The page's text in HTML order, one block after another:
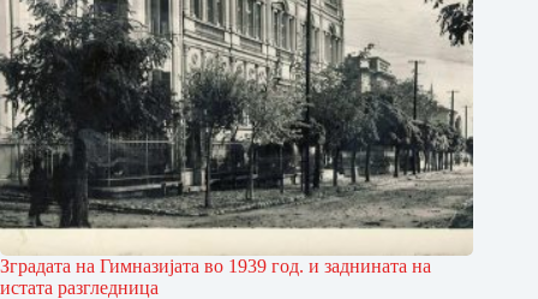
Зградата на Гимназијата во 1939 год. и заднината на
истата разгледница